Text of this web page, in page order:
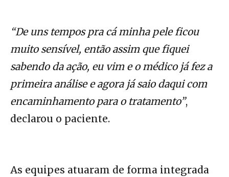
“De uns tempos pra cá minha pele ficou
muito sensível, então assim que fiquei
sabendo da ação, eu vim e o médico já fez a
primeira análise e agora já saio daqui com
encaminhamento para o tratamento”,
declarou o paciente.
As equipes atuaram de forma integrada